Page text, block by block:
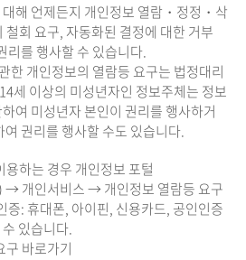
해 언제든지 개인정보 열람・정정・삭
회 요구, 자동화된 결정에 대한 거부
리를 행사할 수 있습니다.
한 개인정보의 열람등 요구는 법정대리
세 이상의 미성년자인 정보주체는 정보
여 미성년자 본인이 권리를 행사하거
권리를 행사할 수도 있습니다.
하는 경우 개인정보 포털
개인서비스 → 개인정보 열람등 요구
: 휴대폰, 아이핀, 신용카드, 공인인증
있습니다.
바로가기